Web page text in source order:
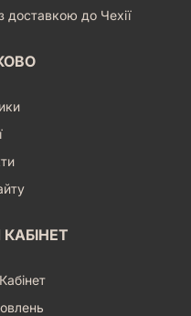
з доставкою до Чехії